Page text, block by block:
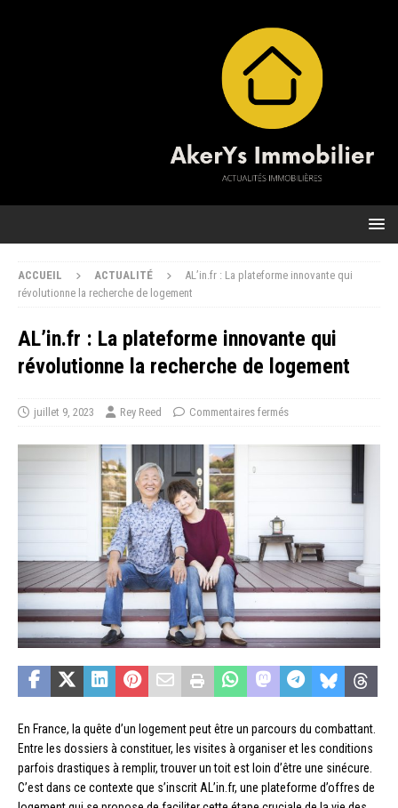
ACCUEIL ACTUALITÉ
AL’in.fr : La plateforme innovante qui
révolutionne la recherche de logement
AL’in.fr : La plateforme innovante qui
révolutionne la recherche de logement
juillet 9, 2023 Rey Reed Commentaires fermés
En France, la quête d’un logement peut être un parcours du combattant.
Entre les dossiers à constituer, les visites à organiser et les conditions
parfois drastiques à remplir, trouver un toit est loin d’être une sinécure.
C’est dans ce contexte que s’inscrit AL’in.fr, une plateforme d’offres de